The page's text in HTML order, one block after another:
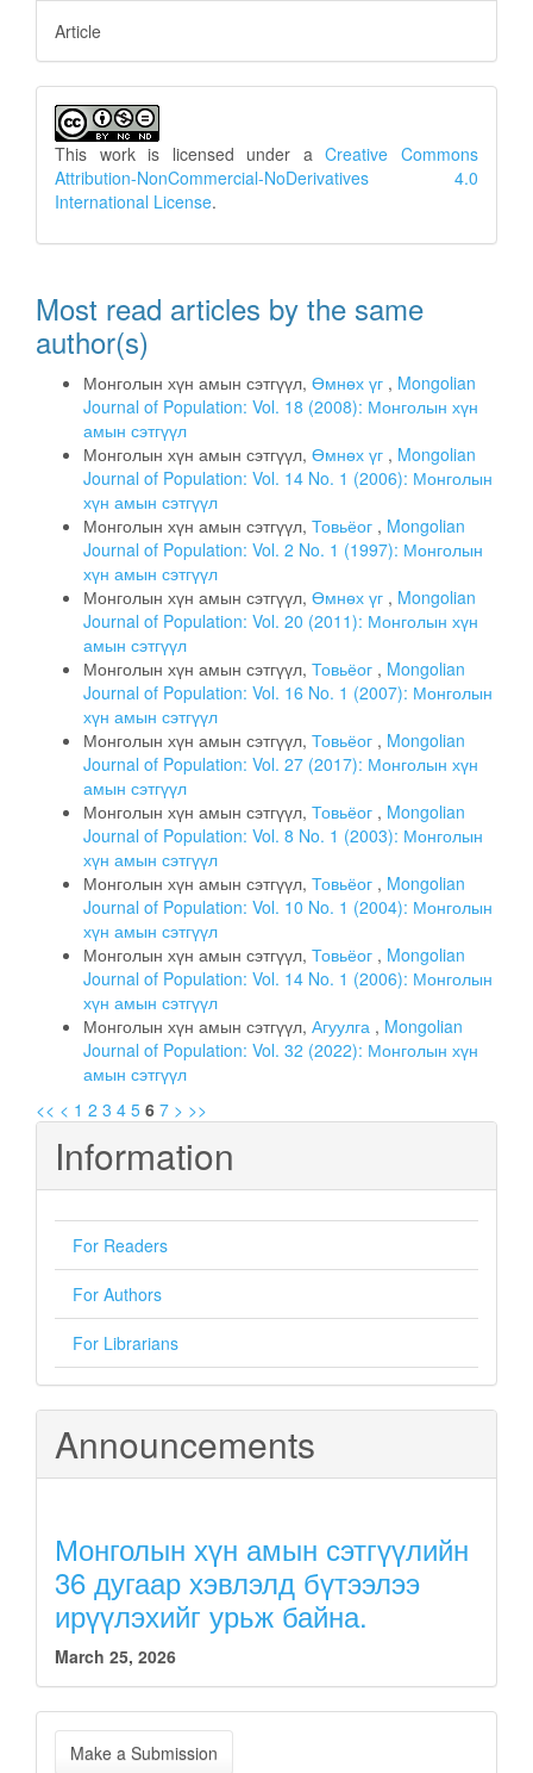
Article
This work is licensed under aCreative Commons
Attribution-NonCommercial-NoDerivatives 4.0
International License.
Most read articles by the same
author(s)
Монголын хүн амын сэтгүүл, Өмнөх үг , Mongolian
Journal of Population: Vol. 18 (2008): Монголын хүн
амын сэтгүүл
Монголын хүн амын сэтгүүл, Өмнөх үг , Mongolian
Journal of Population: Vol. 14 No. 1 (2006): Монголын
хүн амын сэтгүүл
Монголын хүн амын сэтгүүл, Товьёог , Mongolian
Journal of Population: Vol. 2 No. 1 (1997): Монголын
хүн амын сэтгүүл
Монголын хүн амын сэтгүүл, Өмнөх үг , Mongolian
Journal of Population: Vol. 20 (2011): Монголын хүн
амын сэтгүүл
Монголын хүн амын сэтгүүл, Товьёог , Mongolian
Journal of Population: Vol. 16 No. 1 (2007): Монголын
хүн амын сэтгүүл
Монголын хүн амын сэтгүүл, Товьёог , Mongolian
Journal of Population: Vol. 27 (2017): Монголын хүн
амын сэтгүүл
Монголын хүн амын сэтгүүл, Товьёог , Mongolian
Journal of Population: Vol. 8 No. 1 (2003): Монголын
хүн амын сэтгүүл
Монголын хүн амын сэтгүүл, Товьёог , Mongolian
Journal of Population: Vol. 10 No. 1 (2004): Монголын
хүн амын сэтгүүл
Монголын хүн амын сэтгүүл, Товьёог , Mongolian
Journal of Population: Vol. 14 No. 1 (2006): Монголын
хүн амын сэтгүүл
Монголын хүн амын сэтгүүл, Агуулга , Mongolian
Journal of Population: Vol. 32 (2022): Монголын хүн
амын сэтгүүл
<< < 1 2 3 4 5 6 7 > >>
Information
For Readers
For Authors
For Librarians
Announcements
Монголын хүн амын сэтгүүлийн
36 дугаар хэвлэлд бүтээлээ
ирүүлэхийг урьж байна.
March 25, 2026
Make
Make a Submission